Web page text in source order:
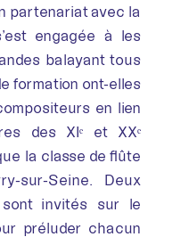
partenariat avec la
engagée à les
balayant tous
formation ont-elles
en lien
des XIᵉ et XXᵉ
la classe de flûte
sur-Seine. Deux
invités sur le
préluder chacun